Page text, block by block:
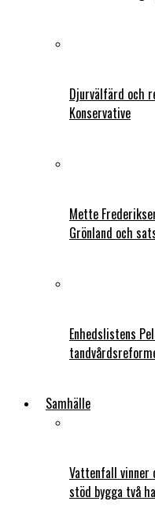
Djurvälfärd och
Konservative
Mette
Grönland och
Enhedslistens
Samhälle
Vattenfall vinner
stöd bygga två